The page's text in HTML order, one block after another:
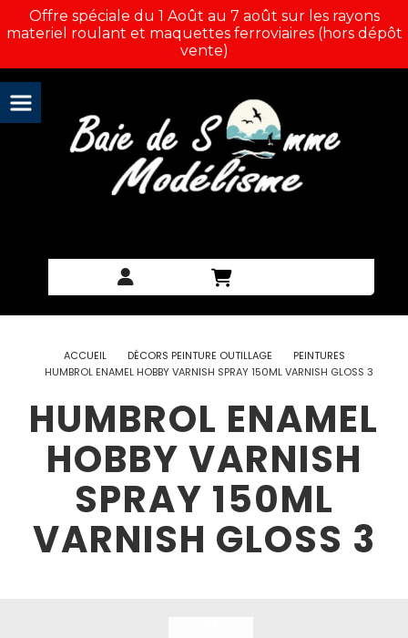
Offre spéciale du 1 Août au 7 août sur les rayons
materiel roulant et maquettes ferroviaires (hors dépôt
vente)
ACCUEIL DÉCORS PEINTURE OUTILLAGE
PEINTURES
HUMBROL ENAMEL HOBBY VARNISH SPRAY 150ML VARNISH GLOSS 3
HUMBROL ENAMEL
HOBBY VARNISH
SPRAY 150ML
VARNISH GLOSS 3
Panneau de gestion des cookies